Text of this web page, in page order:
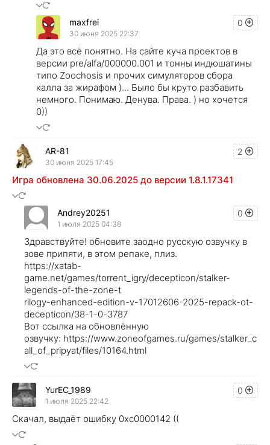
0
maxfrei
30 июня 2025 22:37
Да это всё понятно. На сайте куча проектов в
версии pre/alfa/000000.001 и тонны индюшатины
типо Zoochosis и прочих симуляторов сбора
калла за жирафом )... Было бы круто разбавить
немного. Понимаю. Денува. Права. ) но хочется
0))
2
AR-81
30 июня 2025 17:45
Игра обновлена 30.06.2025 до версии 1.8.1.17341
0
Andrey20251
1 июля 2025 04:38
Здравствуйте! обновите заодно русскую озвучку в
зове припяти, в этом репаке, плиз.
https://xatab-
game.net/games/torrent_igry/decepticon/stalker-
legends-of-the-zone-t
rilogy-enhanced-edition-v-17012606-2025-repack-ot-
decepticon/38-1-0-3787
Вот ссылка на обновлённую
озвучку: https://www.zoneofgames.ru/games/stalker_c
all_of_pripyat/files/10164.html
0
YurEC_1989
1 июля 2025 22:42
Скачал, выдаёт ошибку 0xc0000142 ((